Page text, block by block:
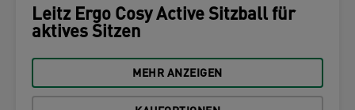
Leitz Ergo Cosy Active Sitzball für
aktives Sitzen
MEHR ANZEIGEN